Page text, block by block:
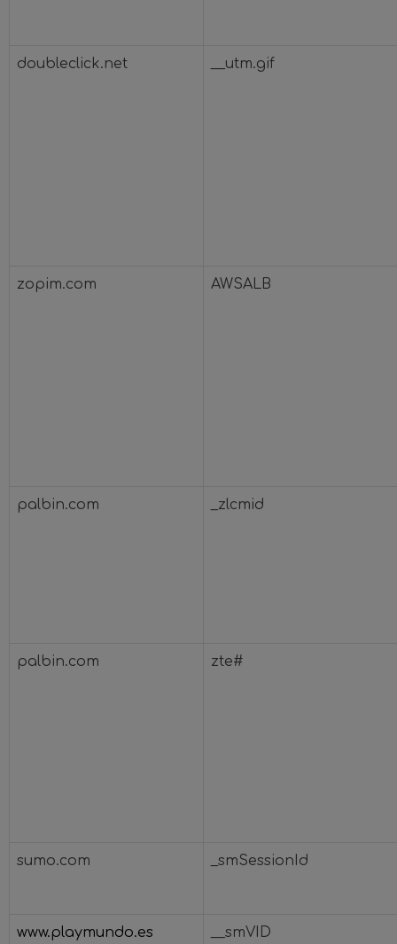
doubleclick.net __utm.gif
zopim.com AWSALB
palbin.com _zlcmid
palbin.com zte#
sumo.com _smSessionId
www.playmundo.es __smVID